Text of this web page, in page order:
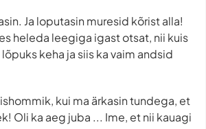
Ja loputasin muresid kõrist alla!
heleda leegiga igast otsat, nii kuis
keha ja siis ka vaim andsid
kui ma ärkasin tundega, et
Oli ka aeg juba ... Ime, et nii kauagi